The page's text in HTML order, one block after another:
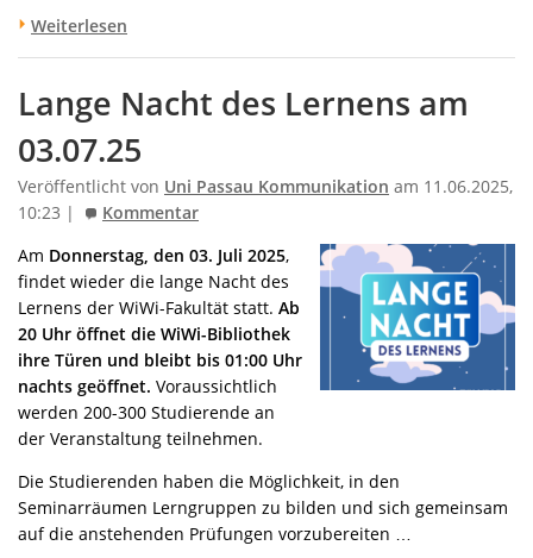
Weiterlesen
Lange Nacht des Lernens am
03.07.25
Veröffentlicht von Uni Passau Kommunikation am 11.06.2025,
10:23 |
Kommentar
Am Donnerstag, den 03. Juli 2025,
findet wieder die lange Nacht des
Lernens der WiWi-Fakultät statt. Ab
20 Uhr öffnet die WiWi-Bibliothek
ihre Türen und bleibt bis 01:00 Uhr
nachts geöffnet. Voraussichtlich
werden 200-300 Studierende an
der Veranstaltung teilnehmen.
Die Studierenden haben die Möglichkeit, in den
Seminarräumen Lerngruppen zu bilden und sich gemeinsam
auf die anstehenden Prüfungen vorzubereiten …